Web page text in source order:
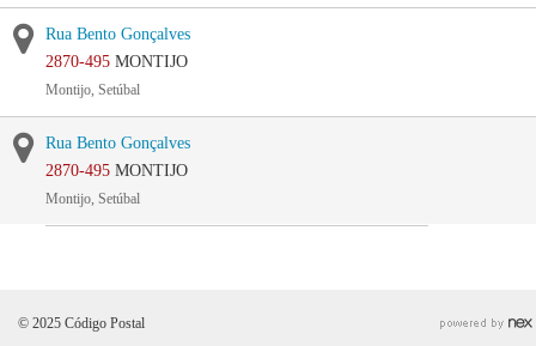
Rua Bento Gonçalves
2870-495 MONTIJO
Montijo, Setúbal
Rua Bento Gonçalves
2870-495 MONTIJO
Montijo, Setúbal
© 2025 Código Postal